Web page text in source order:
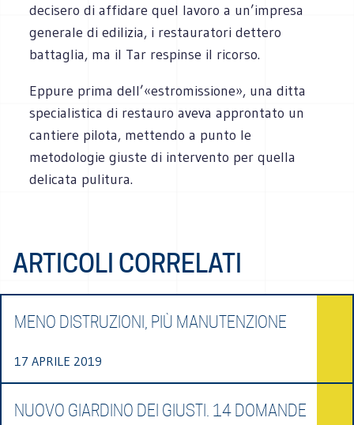
decisero di affidare quel lavoro a un’impresa
generale di edilizia, i restauratori dettero
battaglia, ma il Tar respinse il ricorso.
Eppure prima dell’«estromissione», una ditta
specialistica di restauro aveva approntato un
cantiere pilota, mettendo a punto le
metodologie giuste di intervento per quella
delicata pulitura.
ARTICOLI CORRELATI
MENO DISTRUZIONI, PIÙ MANUTENZIONE
17 APRILE 2019
NUOVO GIARDINO DEI GIUSTI. 14 DOMANDE